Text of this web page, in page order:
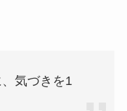
気づきを1